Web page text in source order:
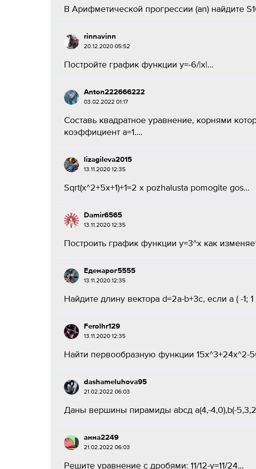
В Арифметической прогрессии (аn) найдите
rinnavinn
20.12.2020 05:52
Постройте график функции y=-6/|x|...
Anton222666222
03.02.2022 01:17
Составь квадратное уравнение, корнями
коэффициент a=1....
lizagileva2015
13.11.2020 12:35
Sqrt(x^2+5x+1)+1=2 x pozhalusta pomogite gos...
Damir6565
13.11.2020 12:35
Построить график функции y=3^x как
Еденарог5555
13.11.2020 12:35
Найдите длину вектора d=2a-b+3c, если a ( -1; 1
Ferolhr129
13.11.2020 12:35
Найти первообразную функции 15x^3+24x^2-
dashameluhova95
21.02.2022 06:03
Даны вершины пирамиды abcд a(4,-4,0),b(-
анна2249
21.02.2022 06:03
Решите уравнение с дробями: 11/12-y=11/24...